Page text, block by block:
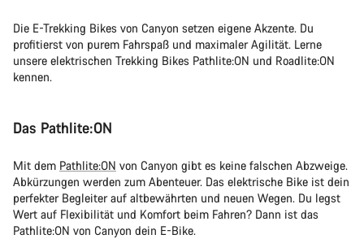
Die E-Trekking Bikes von Canyon setzen eigene Akzente. Du
profitierst von purem Fahrspaß und maximaler Agilität. Lerne
unsere elektrischen Trekking Bikes Pathlite:ON und Roadlite:ON
kennen.
Das Pathlite:ON
Mit dem Pathlite:ON von Canyon gibt es keine falschen Abzweige.
Abkürzungen werden zum Abenteuer. Das elektrische Bike ist dein
perfekter Begleiter auf altbewährten und neuen Wegen. Du legst
Wert auf Flexibilität und Komfort beim Fahren? Dann ist das
Pathlite:ON von Canyon dein E-Bike.